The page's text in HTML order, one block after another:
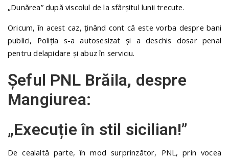
„Dunărea” după viscolul de la sfârșitul lunii trecute.
Oricum, în acest caz, ținând cont că este vorba despre bani
publici, Poliția s-a autosesizat și a deschis dosar penal
pentru delapidare și abuz în serviciu.
Șeful PNL Brăila, despre
Mangiurea:
„Execuție în stil sicilian!”
De cealaltă parte, în mod surprinzător, PNL, prin vocea